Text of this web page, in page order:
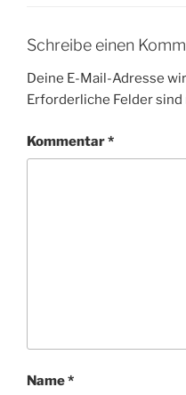
Schreibe einen
Deine E-Mail-Adresse
Erforderliche Felder
Kommentar*
Name*